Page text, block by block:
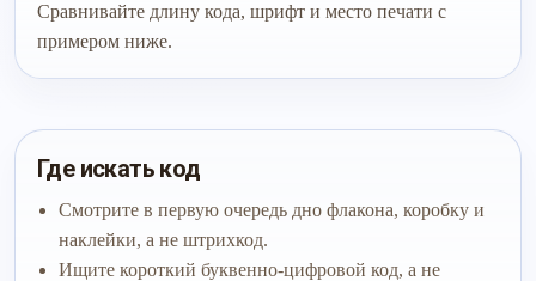
Сравнивайте длину кода, шрифт и место печати с
примером ниже.
Где искать код
Смотрите в первую очередь дно флакона, коробку и
наклейки, а не штрихкод.
Ищите короткий буквенно-цифровой код, а не